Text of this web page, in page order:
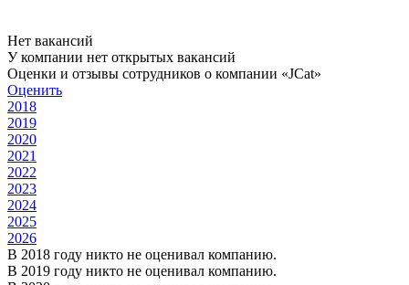
Нет вакансий
У компании нет открытых вакансий
Оценки и отзывы сотрудников о компании «JCat»
Оценить
2018
2019
2020
2021
2022
2023
2024
2025
2026
В 2018 году никто не оценивал компанию.
В 2019 году никто не оценивал компанию.